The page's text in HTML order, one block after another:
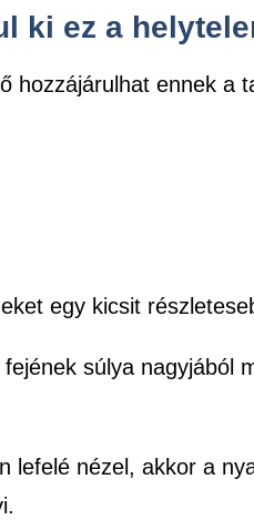
ki ez a
hozzájárulhat ennek a
egy kicsit
súlya nagyjából
lefelé nézel, akkor a